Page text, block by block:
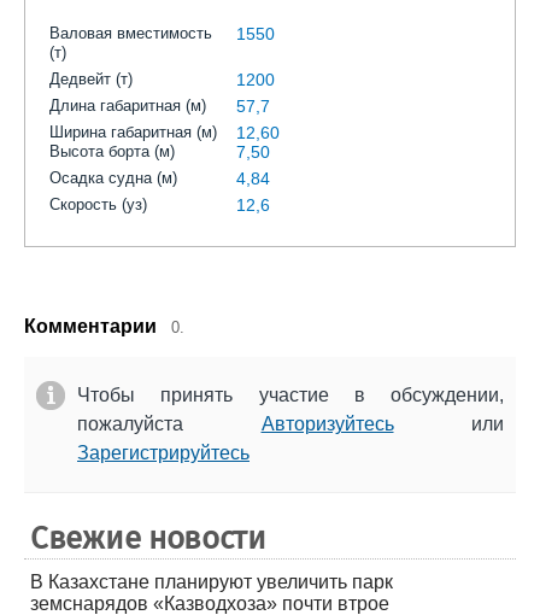
Валовая вместимость
(т)
1550
Дедвейт (т) 1200
Длина габаритная (м) 57,7
Ширина габаритная (м) 12,60
Высота борта (м) 7,50
Осадка судна (м) 4,84
Скорость (уз) 12,6
Комментарии 0.
Чтобы принять участие в обсуждении,
пожалуйста Авторизуйтесьили
Зарегистрируйтесь
Свежие новости
В Казахстане планируют увеличить парк
земснарядов «Казводхоза» почти втрое